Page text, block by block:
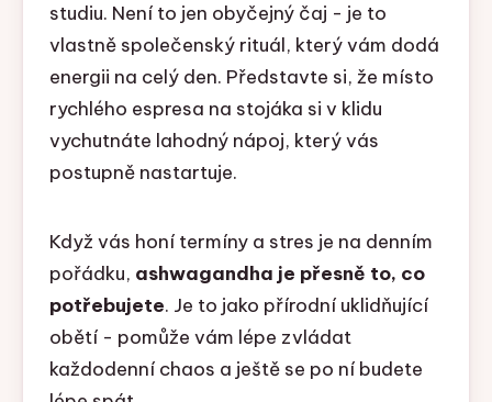
studiu. Není to jen obyčejný čaj - je to
vlastně společenský rituál, který vám dodá
energii na celý den. Představte si, že místo
rychlého espresa na stojáka si v klidu
vychutnáte lahodný nápoj, který vás
postupně nastartuje.
Když vás honí termíny a stres je na denním
pořádku, ashwagandha je přesně to, co
potřebujete. Je to jako přírodní uklidňující
obětí - pomůže vám lépe zvládat
každodenní chaos a ještě se po ní budete